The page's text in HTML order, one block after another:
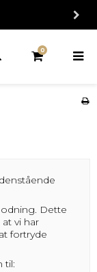
0
Dette
vi har
fortryde
til: